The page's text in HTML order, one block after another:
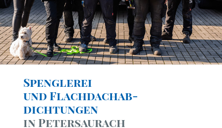
Spenglerei
und Flachdachab-
dichtungen
in Petersaurach